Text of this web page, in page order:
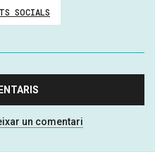
SOCIALS
un comentari